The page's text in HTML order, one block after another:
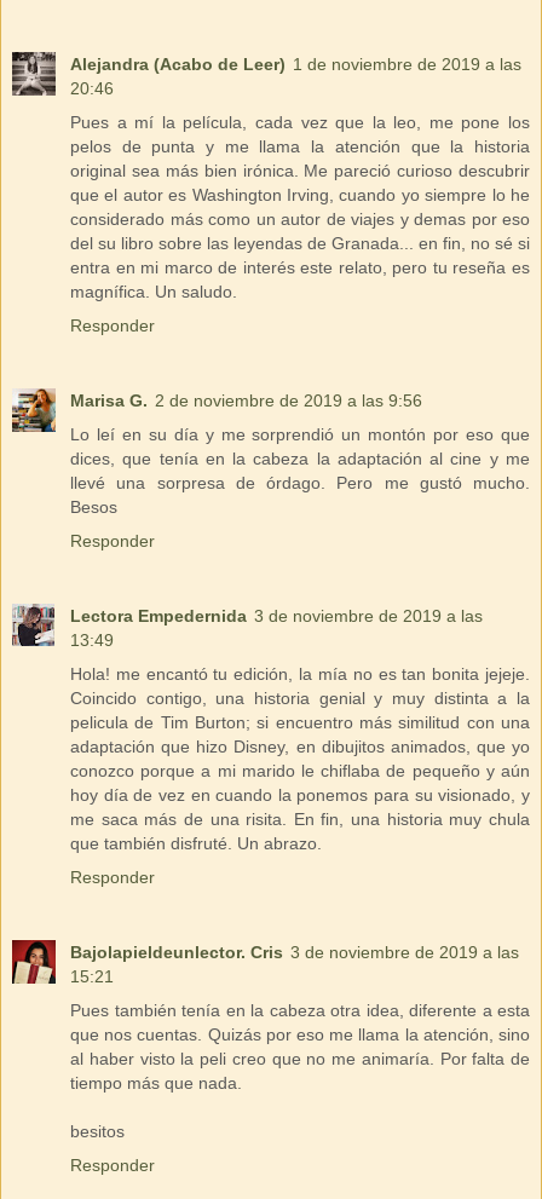
Alejandra (Acabo de Leer) 1 de noviembre de 2019 a las
20:46
Pues a mí la película, cada vez que la leo, me pone los
pelos de punta y me llama la atención que la historia
original sea más bien irónica. Me pareció curioso descubrir
que el autor es Washington Irving, cuando yo siempre lo he
considerado más como un autor de viajes y demas por eso
del su libro sobre las leyendas de Granada... en fin, no sé si
entra en mi marco de interés este relato, pero tu reseña es
magnífica. Un saludo.
Responder
Marisa G. 2 de noviembre de 2019 a las 9:56
Lo leí en su día y me sorprendió un montón por eso que
dices, que tenía en la cabeza la adaptación al cine y me
llevé una sorpresa de órdago. Pero me gustó mucho.
Besos
Responder
Lectora Empedernida 3 de noviembre de 2019 a las
13:49
Hola! me encantó tu edición, la mía no es tan bonita jejeje.
Coincido contigo, una historia genial y muy distinta a la
pelicula de Tim Burton; si encuentro más similitud con una
adaptación que hizo Disney, en dibujitos animados, que yo
conozco porque a mi marido le chiflaba de pequeño y aún
hoy día de vez en cuando la ponemos para su visionado, y
me saca más de una risita. En fin, una historia muy chula
que también disfruté. Un abrazo.
Responder
Bajolapieldeunlector. Cris 3 de noviembre de 2019 a las
15:21
Pues también tenía en la cabeza otra idea, diferente a esta
que nos cuentas. Quizás por eso me llama la atención, sino
al haber visto la peli creo que no me animaría. Por falta de
tiempo más que nada.
besitos
Responder